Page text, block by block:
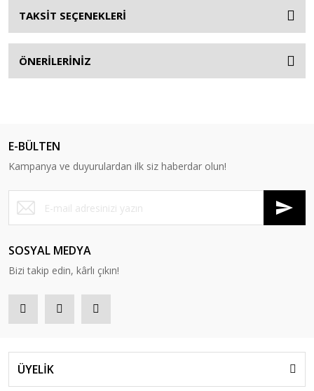
TAKSİT SEÇENEKLERİ
ÖNERİLERİNİZ
E-BÜLTEN
Kampanya ve duyurulardan ilk siz haberdar olun!
SOSYAL MEDYA
Bizi takip edin, kârlı çıkın!
ÜYELİK